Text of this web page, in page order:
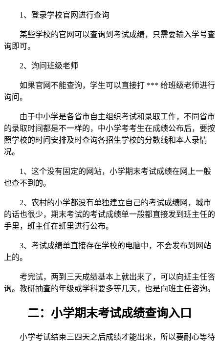
1、登录学校官网进行查询
某些学校的官网可以查询到考试成绩，只需要输入学号查
询即可。
2、询问班级老师
如果官网不能查询，学生可以直接打 *** 给班级老师进行
询问。
由于中小学是各省市自主组织考试和录取工作，不同省市
的录取时间都是不一样的，中小学考考生在成绩公布后，要按
照学校的时间安排及时查询各招生学校的分数线和本人录情
况。
1、这个没有固定的网站，小学期末考试成绩在网上一般
也查不到的。
2、农村的小学都没有单独建立自己的考试成绩网，城市
的话也很少，期末考试的考试成绩单一般都直接发到班主任的
手里，班主任在班里进行公布。
3、考试成绩单直接存在学校的电脑中，不会发布到网站
上的。
考完试，两到三天成绩基本上就出来了，可以向班主任咨
询。教研抽查的年级或学科要多等几天，也是向班主任咨询。
二：小学期末考试成绩查询入口
小学考试结束三四天之后成绩才能出来，所以要耐心等待